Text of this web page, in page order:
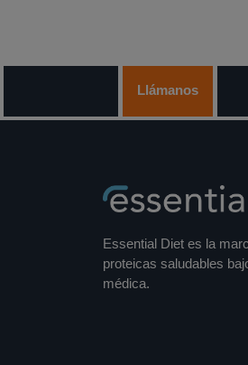
Llámanos
Essential Diet es la
proteicas saludables
médica.